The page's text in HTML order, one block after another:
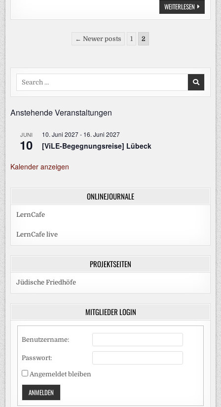
WEITERLESENMEHR
SICHERHEIT
BEIM
VERSAND
Seitennummerierung
Beiträge
← Newer posts 1 2
Anstehende Veranstaltungen
JUNI
10
10. Juni 2027- 16. Juni 2027
[ViLE-Begegnungsreise] Lübeck
Kalender anzeigen
ONLINEJOURNALE
LernCafe
LernCafe live
PROJEKTSEITEN
Jüdische Friedhöfe
MITGLIEDER LOGIN
Benutzername:
Passwort:
Angemeldet bleiben
ANMELDEN